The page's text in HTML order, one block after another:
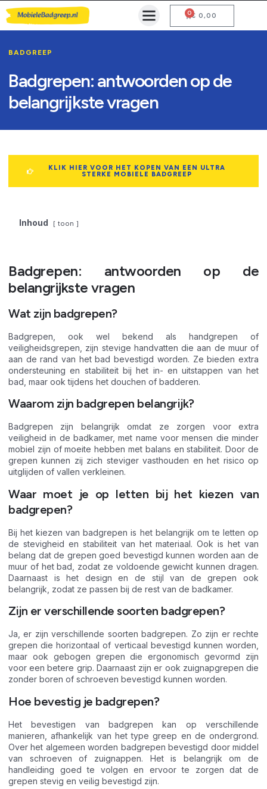
€ 0,00
0
BADGREEP
Badgrepen: antwoorden op de
belangrijkste vragen
KLIK HIER VOOR HET KOPEN VAN EEN ULTRA
STERKE MOBIELE BADGREEP
Inhoud toon
Badgrepen: antwoorden op de
belangrijkste vragen
Wat zijn badgrepen?
Badgrepen, ook wel bekend als handgrepen of
veiligheidsgrepen, zijn stevige handvatten die aan de muur of
aan de rand van het bad bevestigd worden. Ze bieden extra
ondersteuning en stabiliteit bij het in- en uitstappen van het
bad, maar ook tijdens het douchen of badderen.
Waarom zijn badgrepen belangrijk?
Badgrepen zijn belangrijk omdat ze zorgen voor extra
veiligheid in de badkamer, met name voor mensen die minder
mobiel zijn of moeite hebben met balans en stabiliteit. Door de
grepen kunnen zij zich steviger vasthouden en het risico op
uitglijden of vallen verkleinen.
Waar moet je op letten bij het kiezen van
badgrepen?
Bij het kiezen van badgrepen is het belangrijk om te letten op
de stevigheid en stabiliteit van het materiaal. Ook is het van
belang dat de grepen goed bevestigd kunnen worden aan de
muur of het bad, zodat ze voldoende gewicht kunnen dragen.
Daarnaast is het design en de stijl van de grepen ook
belangrijk, zodat ze passen bij de rest van de badkamer.
Zijn er verschillende soorten badgrepen?
Ja, er zijn verschillende soorten badgrepen. Zo zijn er rechte
grepen die horizontaal of verticaal bevestigd kunnen worden,
maar ook gebogen grepen die ergonomisch gevormd zijn
voor een betere grip. Daarnaast zijn er ook zuignapgrepen die
zonder boren of schroeven bevestigd kunnen worden.
Hoe bevestig je badgrepen?
Het bevestigen van badgrepen kan op verschillende
manieren, afhankelijk van het type greep en de ondergrond.
Over het algemeen worden badgrepen bevestigd door middel
van schroeven of zuignappen. Het is belangrijk om de
handleiding goed te volgen en ervoor te zorgen dat de
grepen stevig en veilig bevestigd zijn.